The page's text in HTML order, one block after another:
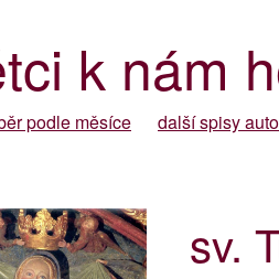
k nám
podle měsíce další spisy
sv.